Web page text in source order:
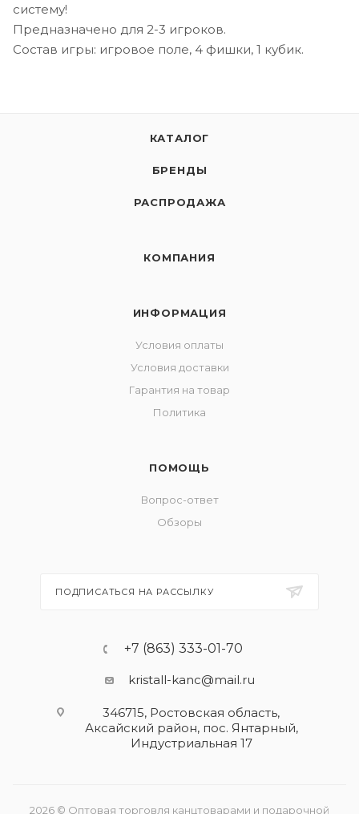
систему!
Предназначено для 2-3 игроков.
Состав игры: игровое поле, 4 фишки, 1 кубик.
КАТАЛОГ
БРЕНДЫ
РАСПРОДАЖА
КОМПАНИЯ
ИНФОРМАЦИЯ
Условия оплаты
Условия доставки
Гарантия на товар
Политика
ПОМОЩЬ
Вопрос-ответ
Обзоры
ПОДПИСАТЬСЯ НА РАССЫЛКУ
+7 (863) 333-01-70
kristall-kanc@mail.ru
346715, Ростовская область​,
Аксайский район, пос. Янтарный,
Индустриальная 17
2026 © Оптовая торговля канцтоварами и подарочной